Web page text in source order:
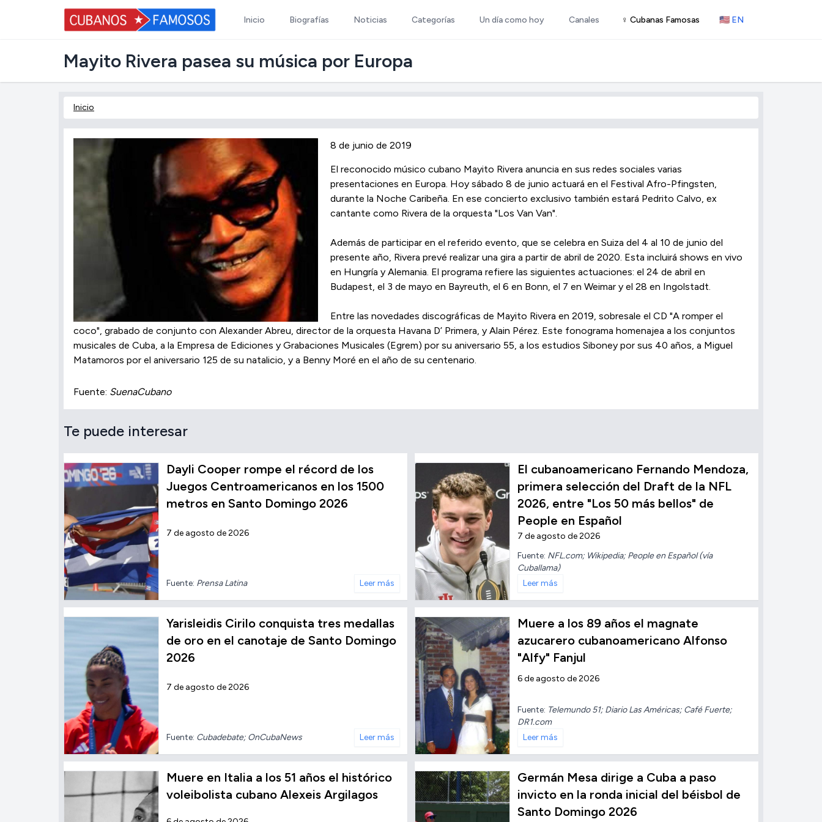
Inicio Biografías Noticias Categorías Un día como hoy Canales ♀ Cubanas Famosas 🇺🇸 EN
Mayito Rivera pasea su música por Europa
Inicio
8 de junio de 2019
El reconocido músico cubano Mayito Rivera anuncia en sus redes sociales varias
presentaciones en Europa. Hoy sábado 8 de junio actuará en el Festival Afro-Pfingsten,
durante la Noche Caribeña. En ese concierto exclusivo también estará Pedrito Calvo, ex
cantante como Rivera de la orquesta "Los Van Van".
Además de participar en el referido evento, que se celebra en Suiza del 4 al 10 de junio del
presente año, Rivera prevé realizar una gira a partir de abril de 2020. Esta incluirá shows en vivo
en Hungría y Alemania. El programa refiere las siguientes actuaciones: el 24 de abril en
Budapest, el 3 de mayo en Bayreuth, el 6 en Bonn, el 7 en Weimar y el 28 en Ingolstadt.
Entre las novedades discográficas de Mayito Rivera en 2019, sobresale el CD "A romper el
coco", grabado de conjunto con Alexander Abreu, director de la orquesta Havana D’ Primera, y Alain Pérez. Este fonograma homenajea a los conjuntos
musicales de Cuba, a la Empresa de Ediciones y Grabaciones Musicales (Egrem) por su aniversario 55, a los estudios Siboney por sus 40 años, a Miguel
Matamoros por el aniversario 125 de su natalicio, y a Benny Moré en el año de su centenario.
Fuente: SuenaCubano
Te puede interesar
Dayli Cooper rompe el récord de los
Juegos Centroamericanos en los 1500
metros en Santo Domingo 2026
7 de agosto de 2026
Fuente: Prensa Latina Leer más
El cubanoamericano Fernando Mendoza,
primera selección del Draft de la NFL
2026, entre "Los 50 más bellos" de
People en Español
7 de agosto de 2026
Fuente: NFL.com; Wikipedia; People en Español (vía
Cuballama)
Leer más
Yarisleidis Cirilo conquista tres medallas
de oro en el canotaje de Santo Domingo
2026
7 de agosto de 2026
Fuente: Cubadebate; OnCubaNews Leer más
Muere a los 89 años el magnate
azucarero cubanoamericano Alfonso
"Alfy" Fanjul
6 de agosto de 2026
Fuente: Telemundo 51; Diario Las Américas; Café Fuerte;
DR1.com
Leer más
Muere en Italia a los 51 años el histórico
voleibolista cubano Alexeis Argilagos
Germán Mesa dirige a Cuba a paso
invicto en la ronda inicial del béisbol de
Santo Domingo 2026